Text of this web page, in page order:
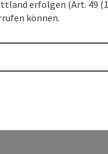
erfolgen (Art. 49
können.